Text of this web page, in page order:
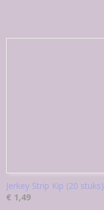
Jerkey Strip Kip (20 stuks)
€ 1,49